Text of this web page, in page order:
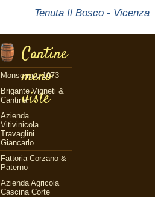
Tenuta Il Bosco - Vicenza
Cantine
meno
viste
Monserrato 1973
Brigante Vigneti &
Cantina
Azienda
Vitivinicola
Travaglini
Giancarlo
Fattoria Corzano &
Paterno
Azienda Agricola
Cascina Corte